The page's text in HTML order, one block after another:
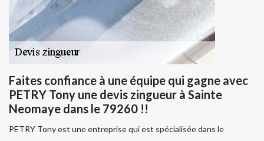
Faites confiance à une équipe qui gagne avec
PETRY Tony une devis zingueur à Sainte
Neomaye dans le 79260 !!
PETRY Tony est une entreprise qui est spécialisée dans le